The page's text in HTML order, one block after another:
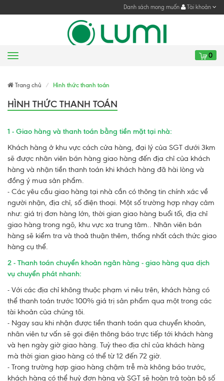
Danh sách mong muốn Tài khoản
Menu 0
Trang chủ Hình thức thanh toán
HÌNH THỨC THANH TOÁN
1 - Giao hàng và thanh toán bằng tiền mặt tại nhà:
Khách hàng ở khu vực cách cửa hàng, đại lý của SGT dưới 3km
sẽ được nhân viên bán hàng giao hàng đến địa chỉ của khách
hàng và nhận tiền thanh toán khi khách hàng đã hài lòng và
đồng ý mua sản phẩm.
- Các yêu cầu giao hàng tại nhà cần có thông tin chính xác về
người nhận, địa chỉ, số điện thoại. Một số trường hợp nhạy cảm
như: giá trị đơn hàng lớn, thời gian giao hàng buổi tối, địa chỉ
giao hàng trong ngõ, khu vực xa trung tâm.. Nhân viên bán
hàng sẽ kiểm tra và thoả thuận thêm, thống nhất cách thức giao
hàng cụ thể.
2 - Thanh toán chuyển khoản ngân hàng - giao hàng qua dịch
vụ chuyển phát nhanh:
- Với các địa chỉ không thuộc phạm vi nêu trên, khách hàng có
thể thanh toán trước 100% giá trị sản phẩm qua một trong các
tài khoản của chúng tôi.
- Ngay sau khi nhận được tiền thanh toán qua chuyển khoản,
nhân viên tư vấn sẽ gọi điện thông báo trực tiếp tới khách hàng
và hẹn ngày giờ giao hàng. Tuỳ theo địa chỉ của khách hàng
mà thời gian giao hàng có thể từ 12 đến 72 giờ.
- Trong trường hợp giao hàng chậm trễ mà không báo trước,
khách hàng có thể huỷ đơn hàng và SGT sẽ hoàn trả toàn bộ số